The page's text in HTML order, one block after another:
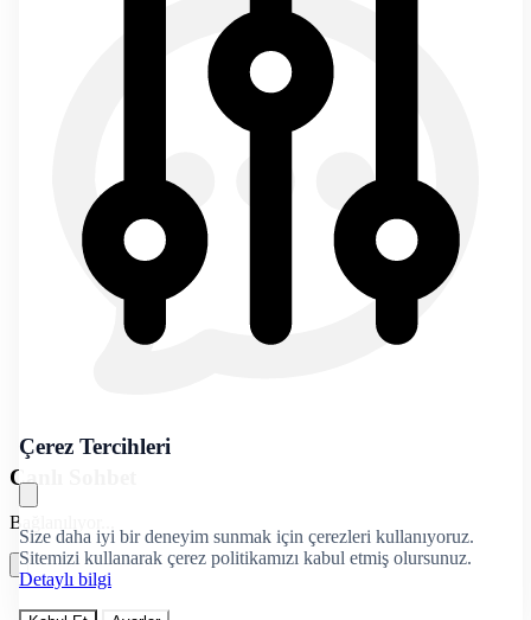
Çerez Tercihleri
Size daha iyi bir deneyim sunmak için çerezleri kullanıyoruz.
Sitemizi kullanarak çerez politikamızı kabul etmiş olursunuz.
Detaylı bilgi
Canlı Sohbet
Bağlanılıyor...